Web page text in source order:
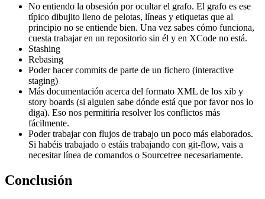
No entiendo la obsesión por ocultar el grafo. El grafo es ese
típico dibujito lleno de pelotas, líneas y etiquetas que al
principio no se entiende bien. Una vez sabes cómo funciona,
cuesta trabajar en un repositorio sin él y en XCode no está.
Stashing
Rebasing
Poder hacer commits de parte de un fichero (interactive
staging)
Más documentación acerca del formato XML de los xib y
story boards (si alguien sabe dónde está que por favor nos lo
diga). Eso nos permitiría resolver los conflictos más
fácilmente.
Poder trabajar con flujos de trabajo un poco más elaborados.
Si habéis trabajado o estáis trabajando con git-flow, vais a
necesitar línea de comandos o Sourcetree necesariamente.
Conclusión